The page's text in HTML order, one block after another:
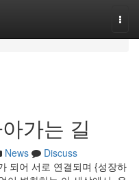
가는 길
News
Discuss
되어 서로 연결되며 {성장하